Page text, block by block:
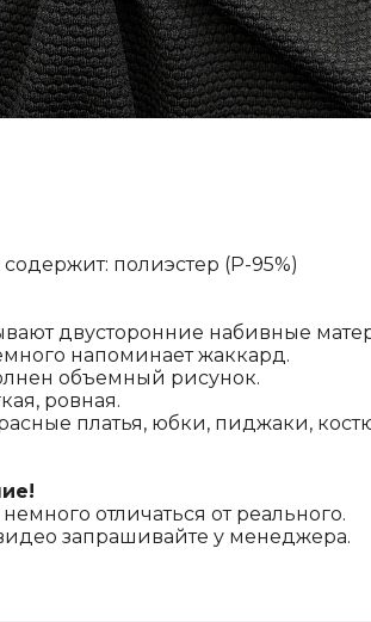
полиэстер (P-95%)
двусторонние набивные
напоминает жаккард.
объемный рисунок.
ровная.
платья, юбки, пиджаки,
отличаться от реального.
запрашивайте у менеджера.